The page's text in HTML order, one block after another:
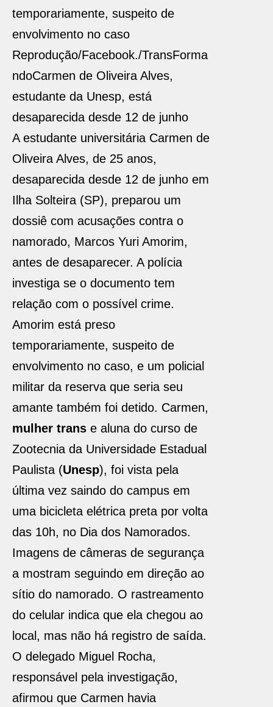
temporariamente, suspeito de
envolvimento no caso
Reprodução/Facebook./TransForma
ndoCarmen de Oliveira Alves,
estudante da Unesp, está
desaparecida desde 12 de junho
A estudante universitária Carmen de
Oliveira Alves, de 25 anos,
desaparecida desde 12 de junho em
Ilha Solteira (SP), preparou um
dossiê com acusações contra o
namorado, Marcos Yuri Amorim,
antes de desaparecer. A polícia
investiga se o documento tem
relação com o possível crime.
Amorim está preso
temporariamente, suspeito de
envolvimento no caso, e um policial
militar da reserva que seria seu
amante também foi detido. Carmen,
mulher trans e aluna do curso de
Zootecnia da Universidade Estadual
Paulista (Unesp), foi vista pela
última vez saindo do campus em
uma bicicleta elétrica preta por volta
das 10h, no Dia dos Namorados.
Imagens de câmeras de segurança
a mostram seguindo em direção ao
sítio do namorado. O rastreamento
do celular indica que ela chegou ao
local, mas não há registro de saída.
O delegado Miguel Rocha,
responsável pela investigação,
afirmou que Carmen havia